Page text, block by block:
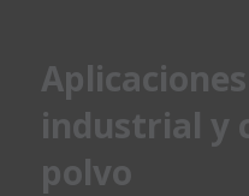
industrial y
polvo